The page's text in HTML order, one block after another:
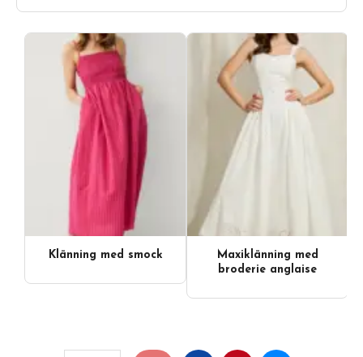
Klänning med smock
Maxiklänning med
broderie anglaise